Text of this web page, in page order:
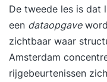
nieuwe ideeën,
verrassende
vraagstukken? En
nieuws wat nog
bewandelen vaak
De tweede les is dat
een dataopgave
zichtbaar waar
Amsterdam
rijgebeurtenissen